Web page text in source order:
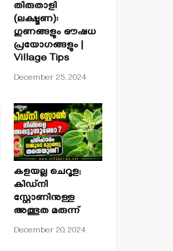
തിരുതാളി
(ലക്ഷ്മണ):
ഗുണങ്ങളും ഔഷധ
പ്രയോഗങ്ങളും |
Village Tips
December 25, 2024
കളയല്ല ചെറൂള;
കിഡ്നി
സ്റ്റോണിനുള്ള
അത്ഭുത മരുന്ന്
December 20, 2024